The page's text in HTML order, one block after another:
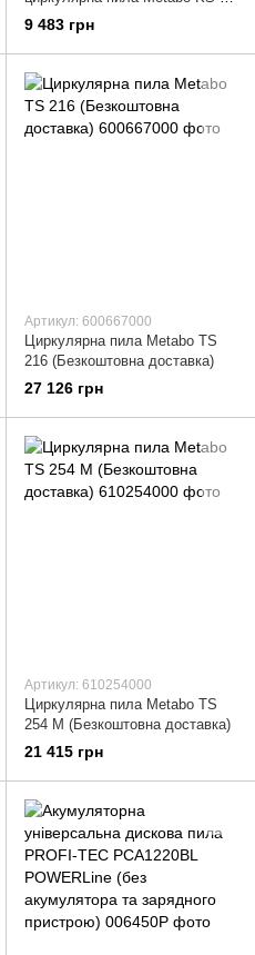
LTX 57 Каркас (Безкоштовна
доставка)
9 483 грн
Артикул: 600667000
Циркулярна пила Metabo TS
216 (Безкоштовна доставка)
27 126 грн
Артикул: 610254000
Циркулярна пила Metabo TS
254 M (Безкоштовна доставка)
21 415 грн